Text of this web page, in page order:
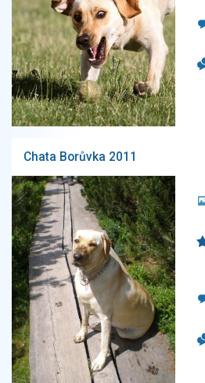
Chata Borůvka 2011